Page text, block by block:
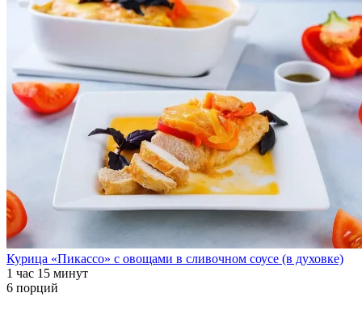
Курица «Пикассо» с овощами в сливочном соусе (в духовке)
1 час 15 минут
6 порций